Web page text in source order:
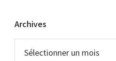
Archives